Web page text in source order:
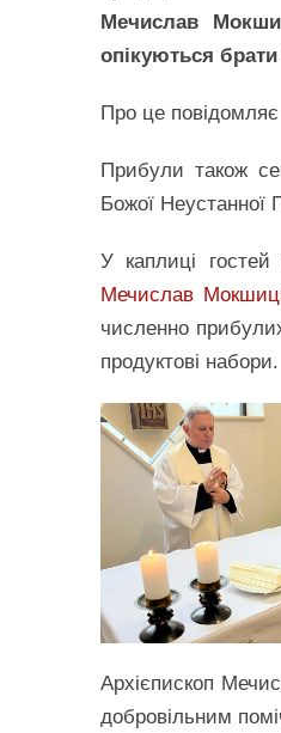
Мечислав
опікуються
Про це повідомляє
Прибули також
Божої Неустанної
У каплиці гостей
Мечислав
численно
продуктові набори.
Архієпископ
добровільним